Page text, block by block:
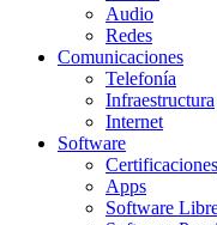
Audio
Redes
Comunicaciones
Telefonía
Infraestructura
Internet
Software
Certificaciones
Apps
Software